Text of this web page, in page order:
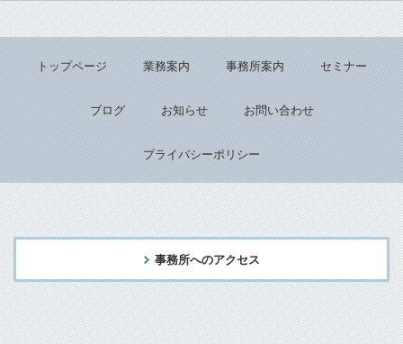
トップページ 業務案内 事務所案内 セミナー
ブログ お知らせ お問い合わせ
プライバシーポリシー
事務所へのアクセス